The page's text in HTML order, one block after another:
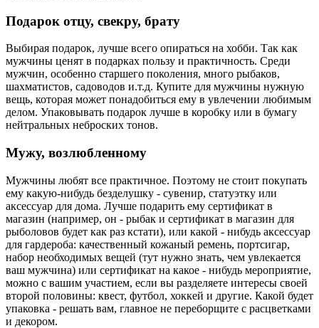
Подарок отцу, свекру, брату
Выбирая подарок, лучше всего опираться на хобби. Так как
мужчины ценят в подарках пользу и практичность. Среди
мужчин, особенно старшего поколения, много рыбаков,
шахматистов, садоводов и.т.д. Купите для мужчины нужную
вещь, которая может понадобиться ему в увлечении любимым
делом. Упаковывать подарок лучше в коробку или в бумагу
нейтральных неброских тонов.
Мужу, возлюбленному
Мужчины любят все практичное. Поэтому не стоит покупать
ему какую-нибудь безделушку - сувенир, статуэтку или
аксессуар для дома. Лучше подарить ему сертификат в
магазин (например, он - рыбак и сертификат в магазин для
рыболовов будет как раз кстати), или какой - нибудь аксессуар
для гардероба: качественный кожаный ремень, портсигар,
набор необходимых вещей (тут нужно знать, чем увлекается
ваш мужчина) или сертификат на какое - нибудь мероприятие,
можно с вашим участием, если вы разделяете интересы своей
второй половины: квест, футбол, хоккей и другие. Какой будет
упаковка - решать вам, главное не переборщите с расцветками
и декором.